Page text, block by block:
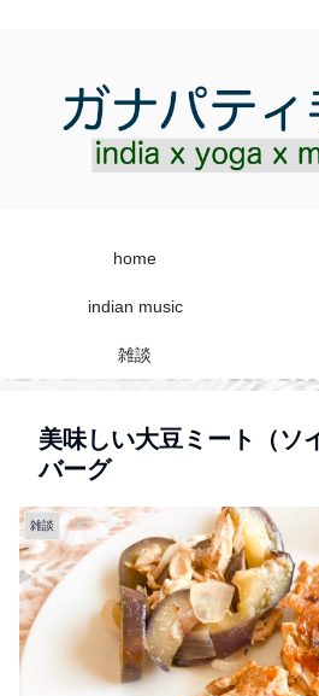
home
indian music
雑談
美味しい大豆ミート（ソ
バーグ
雑談